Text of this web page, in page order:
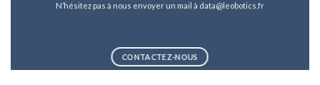
N’hésitez pas à nous envoyer un mail à data@leobotics.fr
CONTACTEZ-NOUS